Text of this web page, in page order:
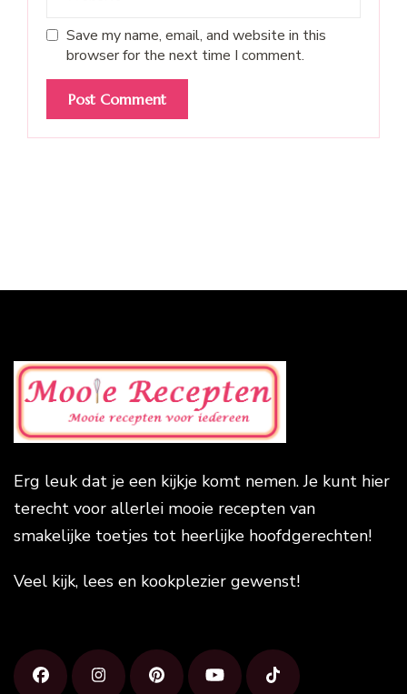
Save my name, email, and website in this
browser for the next time I comment.
Erg leuk dat je een kijkje komt nemen. Je kunt hier
terecht voor allerlei mooie recepten van
smakelijke toetjes tot heerlijke hoofdgerechten!
Veel kijk, lees en kookplezier gewenst!